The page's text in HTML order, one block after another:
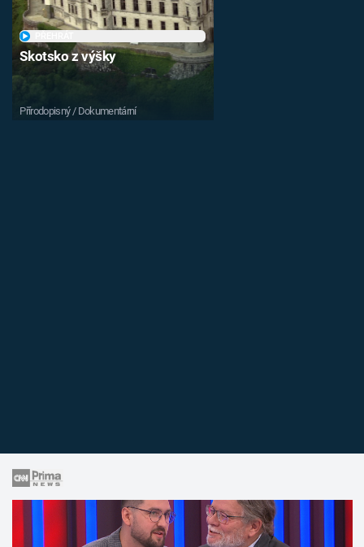
Skotsko z výšky
Přírodopisný / Dokumentární